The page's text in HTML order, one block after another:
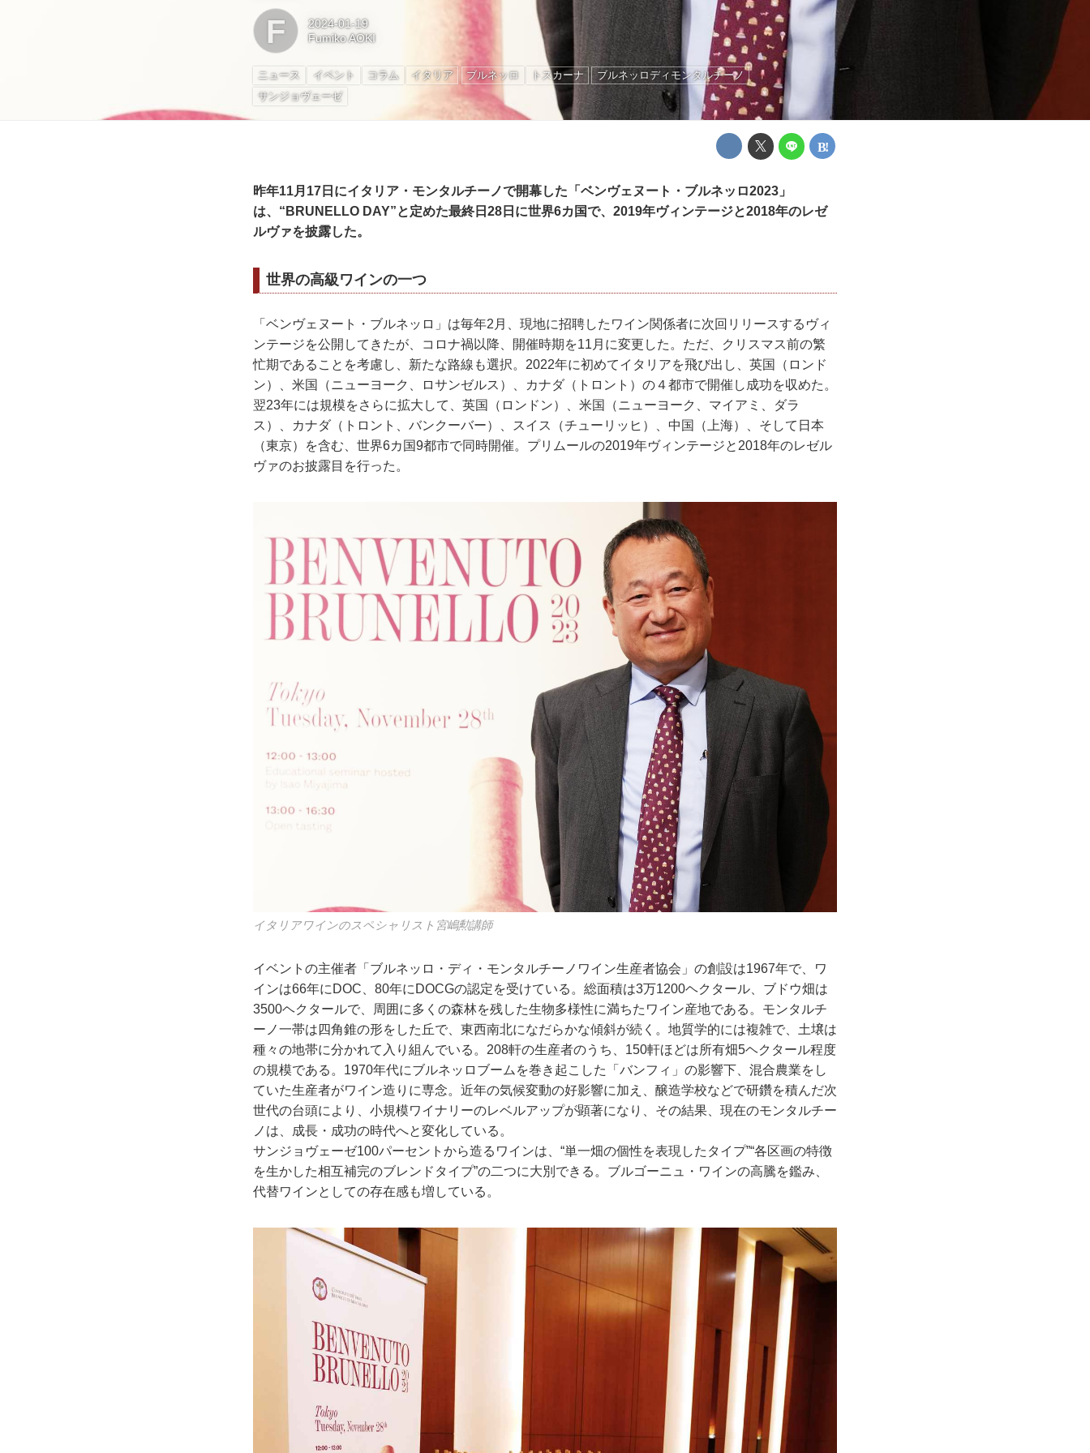
F
2024-01-19
Fumiko AOKI
ニュース イベント コラム イタリア ブルネッロ トスカーナ
ブルネッロディモンタルチーノ
サンジョヴェーゼ
昨年11月17日にイタリア・モンタルチーノで開幕した「ベンヴェヌート・ブルネッロ2023」
は、“BRUNELLO DAY”と定めた最終日28日に世界6カ国で、2019年ヴィンテージと2018年のレゼ
ルヴァを披露した。
世界の高級ワインの一つ
「ベンヴェヌート・ブルネッロ」は毎年2月、現地に招聘したワイン関係者に次回リリースするヴィ
ンテージを公開してきたが、コロナ禍以降、開催時期を11月に変更した。ただ、クリスマス前の繁
忙期であることを考慮し、新たな路線も選択。2022年に初めてイタリアを飛び出し、英国（ロンド
ン）、米国（ニューヨーク、ロサンゼルス）、カナダ（トロント）の４都市で開催し成功を収めた。
翌23年には規模をさらに拡大して、英国（ロンドン）、米国（ニューヨーク、マイアミ、ダラ
ス）、カナダ（トロント、バンクーバー）、スイス（チューリッヒ）、中国（上海）、そして日本
（東京）を含む、世界6カ国9都市で同時開催。プリムールの2019年ヴィンテージと2018年のレゼル
ヴァのお披露目を行った。
イタリアワインのスペシャリスト宮嶋勲講師
イベントの主催者「ブルネッロ・ディ・モンタルチーノワイン生産者協会」の創設は1967年で、ワ
インは66年にDOC、80年にDOCGの認定を受けている。総面積は3万1200ヘクタール、ブドウ畑は
3500ヘクタールで、周囲に多くの森林を残した生物多様性に満ちたワイン産地である。モンタルチ
ーノ一帯は四角錐の形をした丘で、東西南北になだらかな傾斜が続く。地質学的には複雑で、土壌は
種々の地帯に分かれて入り組んでいる。208軒の生産者のうち、150軒ほどは所有畑5ヘクタール程度
の規模である。1970年代にブルネッロブームを巻き起こした「バンフィ」の影響下、混合農業をし
ていた生産者がワイン造りに専念。近年の気候変動の好影響に加え、醸造学校などで研鑽を積んだ次
世代の台頭により、小規模ワイナリーのレベルアップが顕著になり、その結果、現在のモンタルチー
ノは、成長・成功の時代へと変化している。
サンジョヴェーゼ100パーセントから造るワインは、“単一畑の個性を表現したタイプ”“各区画の特徴
を生かした相互補完のブレンドタイプ”の二つに大別できる。ブルゴーニュ・ワインの高騰を鑑み、
代替ワインとしての存在感も増している。